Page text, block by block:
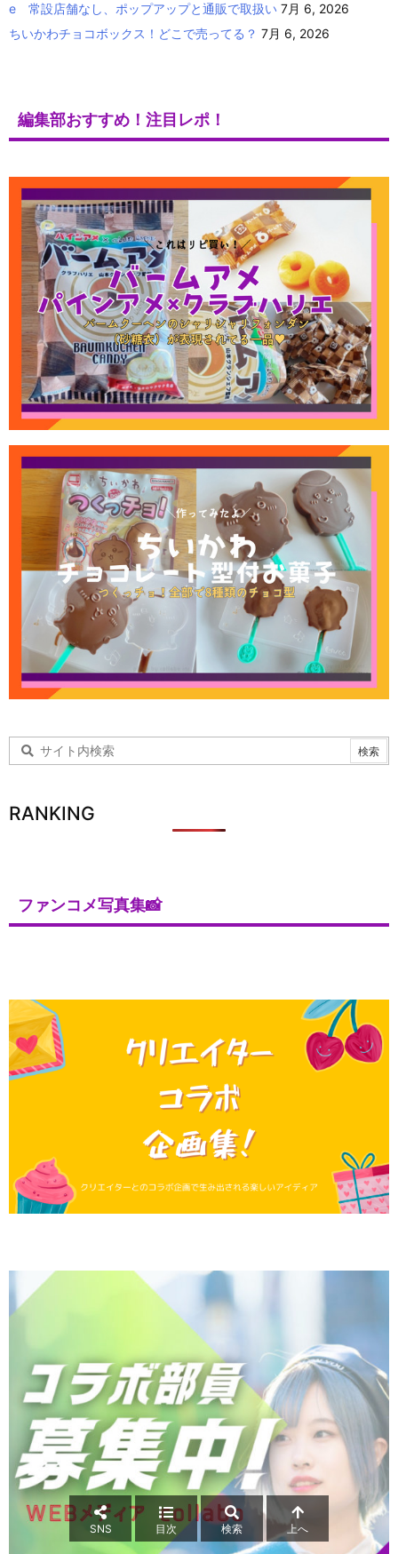
e 常設店舗なし、ポップアップと通販で取扱い 7月 6, 2026
ちいかわチョコボックス！どこで売ってる？ 7月 6, 2026
編集部おすすめ！注目レポ！
RANKING
ファンコメ写真集📸
SNS 目次 検索 上へ